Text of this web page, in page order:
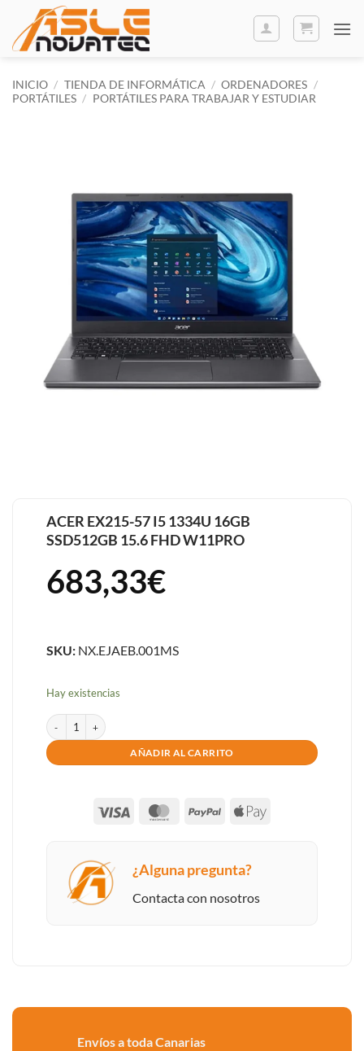
contenido
INICIO / TIENDA DE INFORMÁTICA / ORDENADORES /
PORTÁTILES / PORTÁTILES PARA TRABAJAR Y ESTUDIAR
ACER EX215-57 I5 1334U 16GB
SSD512GB 15.6 FHD W11PRO
683,33€
SKU:NX.EJAEB.001MS
Hay existencias
ACER EX215-57 I5 1334U 16GB SSD512GB 15.6 FHD W11PRO cantidad
AÑADIR AL CARRITO
Visa MasterCard
PayPal Apple
¿Alguna pregunta?
Contacta con nosotros
Envíos a toda Canarias